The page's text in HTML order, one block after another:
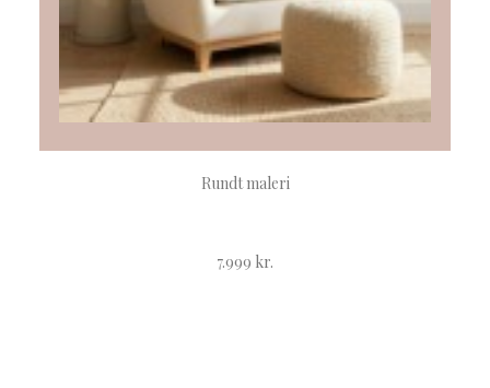
TILFØJ TIL KURV
Rundt maleri
7.999 kr.